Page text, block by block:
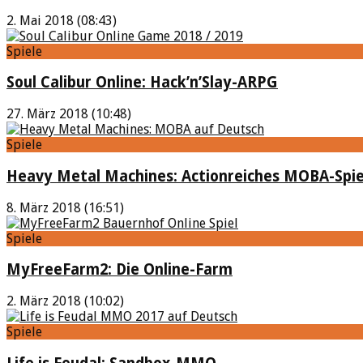
2. Mai 2018 (08:43)
Spiele
Soul Calibur Online: Hack’n’Slay-ARPG
27. März 2018 (10:48)
Spiele
Heavy Metal Machines: Actionreiches MOBA-
8. März 2018 (16:51)
Spiele
MyFreeFarm2: Die Online-Farm
2. März 2018 (10:02)
Spiele